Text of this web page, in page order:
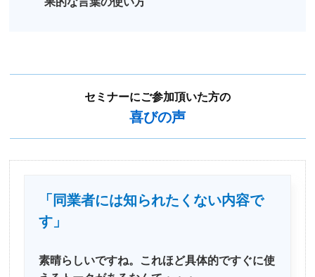
セミナーにご参加頂いた方の
喜びの声
「同業者には知られたくない内容で
す」
素晴らしいですね。これほど具体的ですぐに使